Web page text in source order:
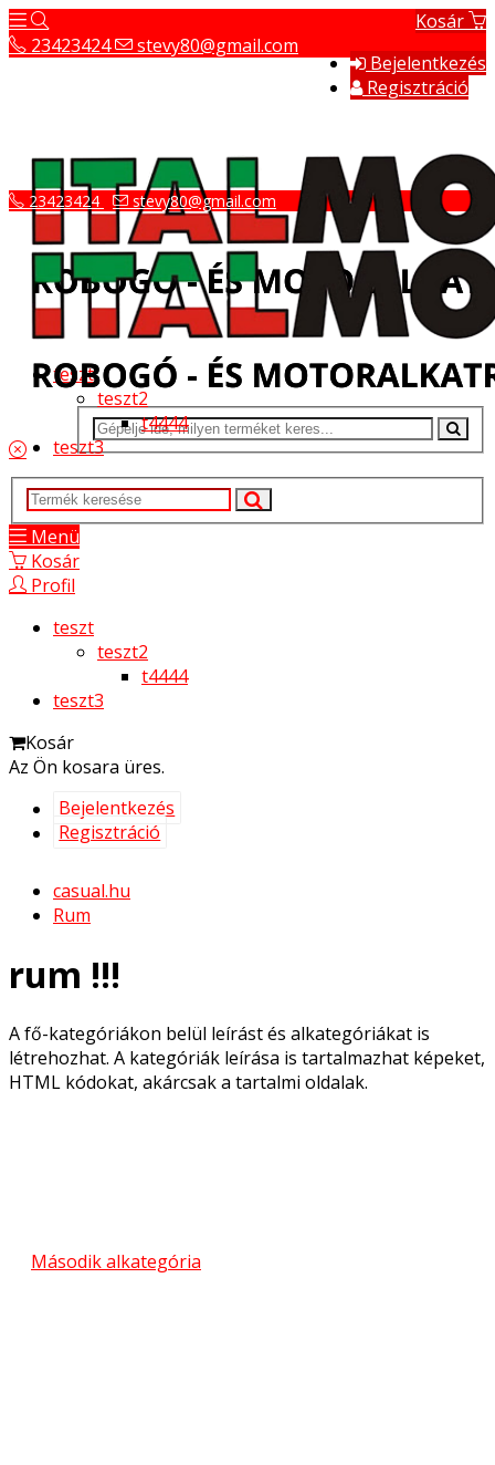
Kosár
Bejelentkezés
Regisztráció
23423424 stevy80@gmail.com
teszt
teszt2
t4444
teszt3
23423424 stevy80@gmail.com
Menü
Kosár
Profil
teszt
teszt2
t4444
teszt3
Kosár
Az Ön kosara üres.
Bejelentkezés
Regisztráció
casual.hu
Rum
rum !!!
A fő-kategóriákon belül leírást és alkategóriákat is
létrehozhat. A kategóriák leírása is tartalmazhat képeket,
HTML kódokat, akárcsak a tartalmi oldalak.
Második alkategória